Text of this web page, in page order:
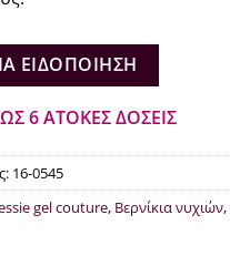
€10.20.
ΕΙΔΟΠΟΊΗΣΗ
6 ΑΤΟΚΕΣ ΔΟΣΕΙΣ
16-0545
gel couture, Βερνίκια νυχιών,